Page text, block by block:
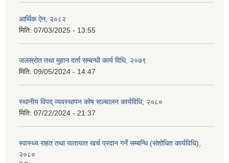
आर्थिक ऐन, २०८२
मिति: 07/03/2025 - 13:55
जलस्रोत तथा मुहान दर्ता सम्बन्धी कार्य विधि, २०७९
मिति: 09/05/2024 - 14:47
स्थानीय विपद् व्यवस्थापन कोष सञ्चालन कार्यविधि, २०८०
मिति: 07/22/2024 - 21:37
स्वास्थ्य राहत तथा यातायात खर्च प्रदान गर्ने सम्बन्धि (संशोधित कार्यविधि),
२०८०